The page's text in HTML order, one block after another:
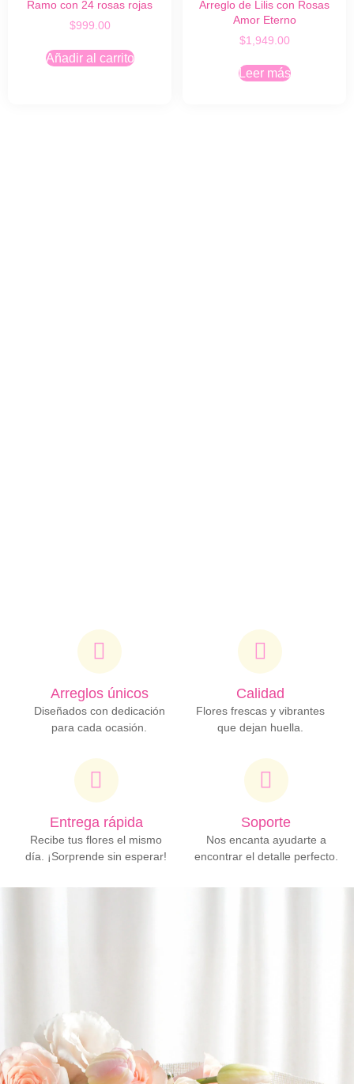
Ramo con 24 rosas rojas
$999.00
Añadir al carrito
Arreglo de Lilis con Rosas
Amor Eterno
$1,949.00
Leer más
Arreglos únicos
Diseñados con dedicación
para cada ocasión.
Calidad
Flores frescas y vibrantes
que dejan huella.
Entrega rápida
Recibe tus flores el mismo
día. ¡Sorprende sin esperar!
Soporte
Nos encanta ayudarte a
encontrar el detalle perfecto.